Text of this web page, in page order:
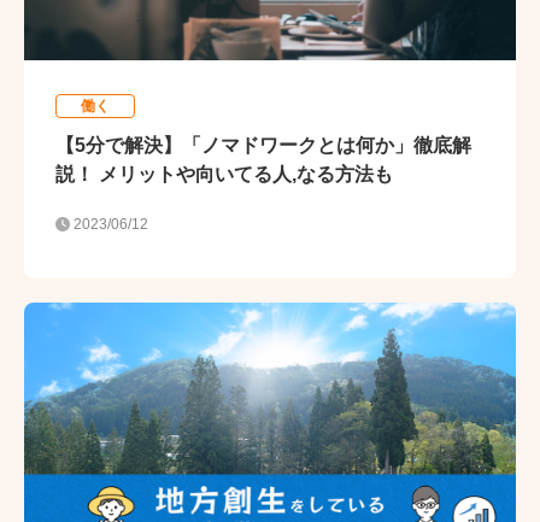
働く
【5分で解決】「ノマドワークとは何か」徹底解
説！ メリットや向いてる人,なる方法も
2023/06/12